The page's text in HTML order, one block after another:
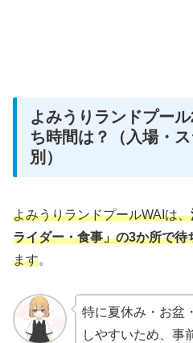
よみうりランドプー
ち時間は？（入場・
別）
よみうりランドプールWAIは、
ライダー・食事」の3か所で待
ます。
特に夏休み・お盆
しやすいため、事